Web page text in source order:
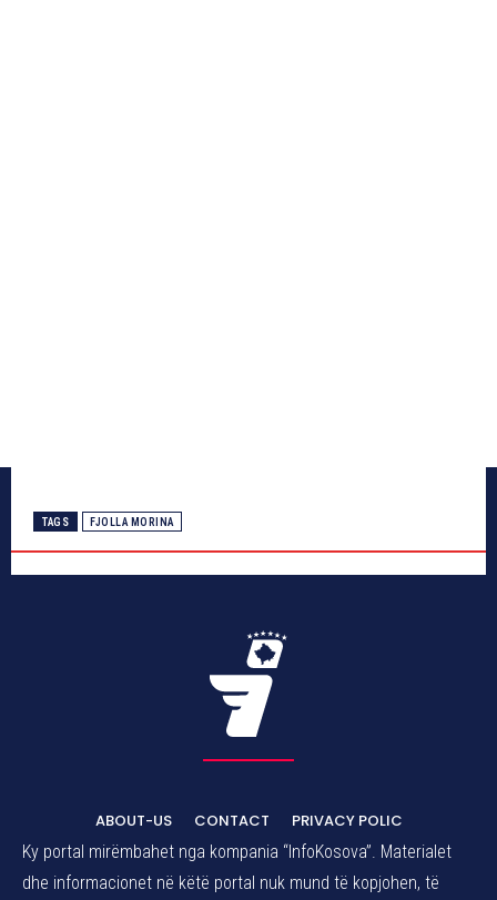
TAGS FJOLLA MORINA
ABOUT-US CONTACT
PRIVACY POLIC
Ky portal mirëmbahet nga kompania “InfoKosova”. Materialet
dhe informacionet në këtë portal nuk mund të kopjohen, të